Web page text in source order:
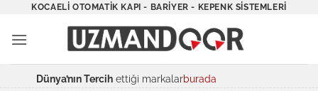
İçeriğeKOCAELI OTOMATIK KAPI - BARIYER - KEPENK SISTEMLERI
Dünya’nın Tercih ettiği markalarburada